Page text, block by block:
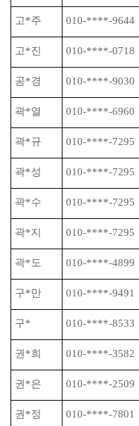
고*주 010-****-9644
고*진 010-****-0718
공*경 010-****-9030
곽*열 010-****-6960
곽*규 010-****-7295
곽*성 010-****-7295
곽*수 010-****-7295
곽*지 010-****-7295
곽*도 010-****-4899
구*만 010-****-9491
구* 010-****-8533
권*희 010-****-3582
권*은 010-****-2509
권*정 010-****-7801